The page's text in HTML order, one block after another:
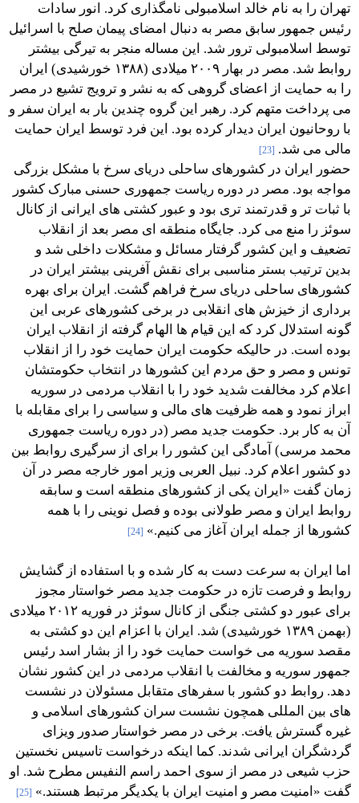
تهران را به نام خالد اسلامبولی نامگذاری کرد. انور سادات
رئیس جمهور سابق مصر به دنبال امضای پیمان صلح با اسرائیل
توسط اسلامبولی ترور شد. این مساله منجر به تیرگی بیشتر
روابط شد. مصر در بهار ۲۰۰۹ میلادی (۱۳۸۸ خورشیدی) ایران
را به حمایت از اعضای گروهی که به نشر و ترویج تشیع در مصر
می پرداخت متهم کرد. رهبر این گروه چندین بار به ایران سفر و
با روحانیون ایران دیدار کرده بود. این فرد توسط ایران حمایت
مالی می شد. [23]
حضور ایران در کشورهای ساحلی دریای سرخ با مشکل بزرگی
مواجه بود. مصر در دوره ریاست جمهوری حسنی مبارک کشور
با ثبات تر و قدرتمند تری بود و عبور کشتی های ایرانی از کانال
سوئز را منع می کرد. جایگاه منطقه ای مصر بعد از انقلاب
تضعیف و این کشور گرفتار مسائل و مشکلات داخلی شد و
بدین ترتیب بستر مناسبی برای نقش آفرینی بیشتر ایران در
کشورهای ساحلی دریای سرخ فراهم گشت. ایران برای بهره
برداری از خیزش های انقلابی در برخی کشورهای عربی این
گونه استدلال کرد که این قیام ها الهام گرفته از انقلاب ایران
بوده است. در حالیکه حکومت ایران حمایت خود را از انقلاب
تونس و مصر و حق مردم این کشورها در انتخاب حکومتشان
اعلام کرد مخالفت شدید خود را با انقلاب مردمی در سوریه
ابراز نمود و همه ظرفیت های مالی و سیاسی را برای مقابله با
آن به کار برد. حکومت جدید مصر (در دوره ریاست جمهوری
محمد مرسی) آمادگی این کشور را برای از سرگیری روابط بین
دو کشور اعلام کرد. نبیل العربی وزیر امور خارجه مصر در آن
زمان گفت «ایران یکی از کشورهای منطقه است و سابقه
روابط ایران و مصر طولانی بوده و فصل نوینی را با همه
کشورها از جمله ایران آغاز می کنیم.» [24]
اما ایران به سرعت دست به کار شده و با استفاده از گشایش
روابط و فرصت تازه در حکومت جدید مصر خواستار مجوز
برای عبور دو کشتی جنگی از کانال سوئز در فوریه ۲۰۱۲ میلادی
(بهمن ۱۳۸۹ خورشیدی) شد. ایران با اعزام این دو کشتی به
مقصد سوریه می خواست حمایت خود را از بشار اسد رئیس
جمهور سوریه و مخالفت با انقلاب مردمی در این کشور نشان
دهد. روابط دو کشور با سفرهای متقابل مسئولان در نشست
های بین المللی همچون نشست سران کشورهای اسلامی و
غیره گسترش یافت. برخی در مصر خواستار صدور ویزای
گردشگران ایرانی شدند. کما اینکه درخواست تاسیس نخستین
حزب شیعی در مصر از سوی احمد راسم النفیس مطرح شد. او
گفت «امنیت مصر و امنیت ایران با یکدیگر مرتبط هستند.» [25]